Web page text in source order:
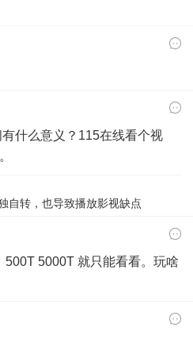
什么意义？115在线看个视
自转，也导致播放影视缺点
500T 5000T 就只能看看。玩啥